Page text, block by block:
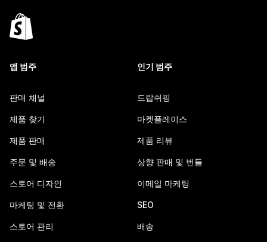
앱 범주
판매 채널
제품 찾기
제품 판매
주문 및 배송
스토어 디자인
마케팅 및 전환
스토어 관리
인기 범주
드랍쉬핑
마켓플레이스
제품 리뷰
상향 판매 및 번들
이메일 마케팅
SEO
배송